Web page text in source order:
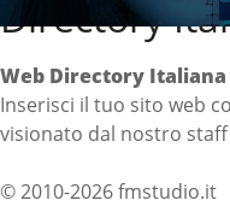
Directory
Web Directory Italiana
Inserisci il tuo sito web
visionato dal nostro
© 2010-2026 fmstudio.it